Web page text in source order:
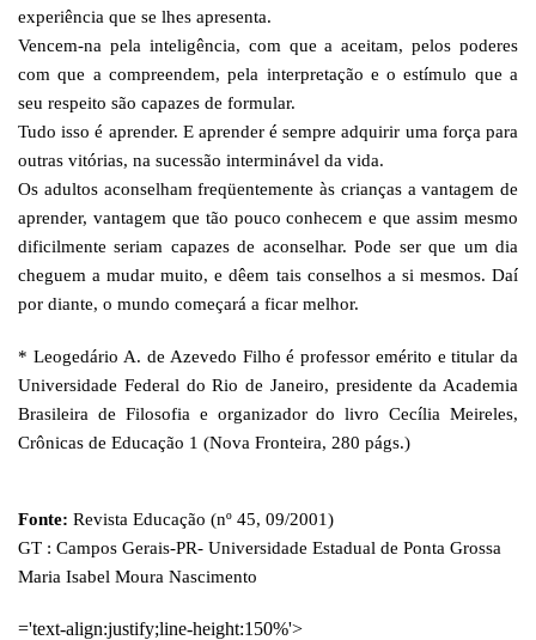
experiência que se lhes apresenta.
Vencem-na pela inteligência, com que a aceitam, pelos poderes
com que a compreendem, pela interpretação e o estímulo que a
seu respeito são capazes de formular.
Tudo isso é aprender. E aprender é sempre adquirir uma força para
outras vitórias, na sucessão interminável da vida.
Os adultos aconselham freqüentemente às crianças a vantagem de
aprender, vantagem que tão pouco conhecem e que assim mesmo
dificilmente seriam capazes de aconselhar. Pode ser que um dia
cheguem a mudar muito, e dêem tais conselhos a si mesmos. Daí
por diante, o mundo começará a ficar melhor.
* Leogedário A. de Azevedo Filho é professor emérito e titular da
Universidade Federal do Rio de Janeiro, presidente da Academia
Brasileira de Filosofia e organizador do livro Cecília Meireles,
Crônicas de Educação 1 (Nova Fronteira, 280 págs.)
Fonte: Revista Educação (nº 45, 09/2001)
GT : Campos Gerais-PR- Universidade Estadual de Ponta Grossa
Maria Isabel Moura Nascimento
='text-align:justify;line-height:150%'>